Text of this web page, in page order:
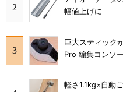
幅値上げに
巨大スティック
Pro 編集コンソ
軽さ1.1kg×自動